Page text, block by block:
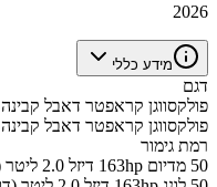
2026
מידע כללי
דגם
פולקסווגן קראפטר דאבל קבינה
פולקסווגן קראפטר דאבל קבינה
רמת גימור
50 מדיום 163hp דיזל 2.0 ליטר (דור 2 מעודכן)